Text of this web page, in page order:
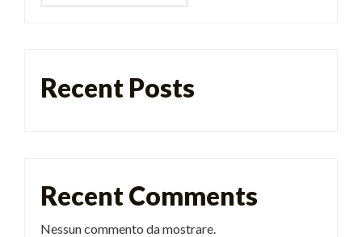
Recent Posts
Recent Comments
Nessun commento da mostrare.